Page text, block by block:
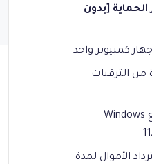
[بدون
من الترقيات
متوافق مع Windows
الأموال لمدة